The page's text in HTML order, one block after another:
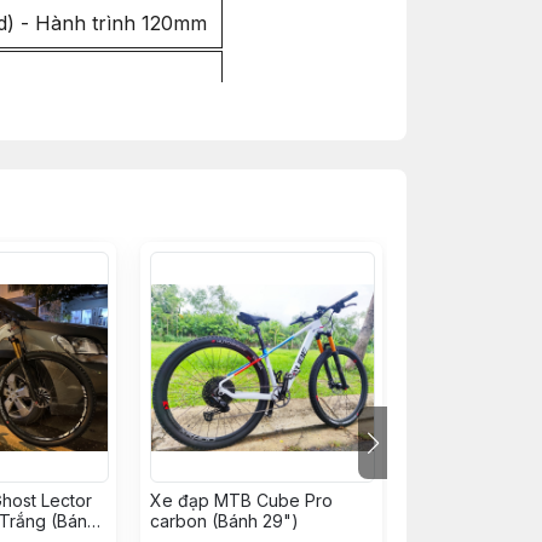
- Hành trình 120mm
- Màu ĐEN
29
Lector
(Bánh
Xe đạp MTB Cube Pro
carbon (Bánh 29")